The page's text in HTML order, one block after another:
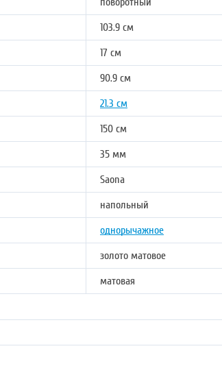
103.9 см
17 см
90.9 см
21.3 см
150 см
35 мм
Saona
напольный
однорычажное
золото матовое
матовая